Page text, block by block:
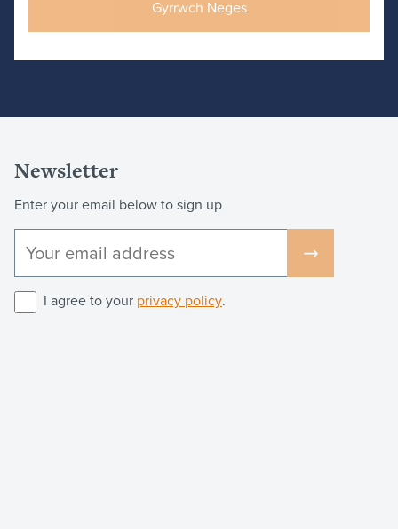
Newsletter
Enter your email below to sign up
I agree to your privacy policy.